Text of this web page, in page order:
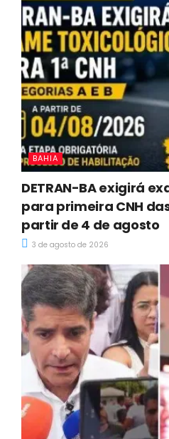
BAHIA
DETRAN-BA exigirá
para primeira CNH
partir de 4 de agosto
3 de agosto de 2026